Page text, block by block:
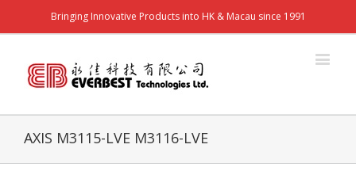
Bringing Innovative Products into HK & Macau since 1991
AXIS M3115-LVE M3116-LVE